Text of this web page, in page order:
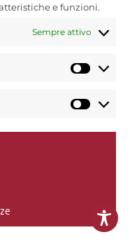
e funzioni.
Sempre attivo
policy